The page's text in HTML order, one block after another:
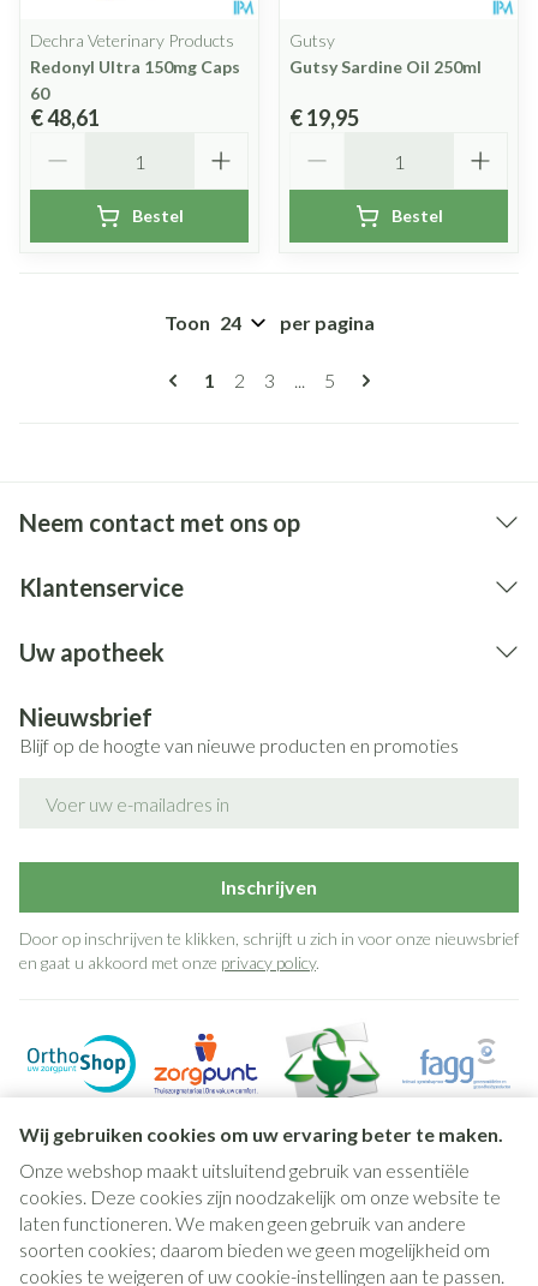
Wij gebruiken cookies om uw ervaring beter te maken.
Onze webshop maakt uitsluitend gebruik van essentiële
cookies. Deze cookies zijn noodzakelijk om onze website te
laten functioneren. We maken geen gebruik van andere
soorten cookies; daarom bieden we geen mogelijkheid om
cookies te weigeren of uw cookie-instellingen aan te passen.
Dechra Veterinary Products
Redonyl Ultra 150mg Caps
60
€ 48,61
Bestel
Gutsy
Gutsy Sardine Oil 250ml
€ 19,95
Bestel
Pagina's
U lees momenteel pagina
1 Pagina
2 Pagina
3 ... Pagina
5
Toon per pagina
Neem contact met ons op
Klantenservice
Uw apotheek
Nieuwsbrief
Blijf op de hoogte van nieuwe producten en promoties
Inschrijven
Door op inschrijven te klikken, schrijft u zich in voor onze nieuwsbrief
en gaat u akkoord met onze privacy policy.